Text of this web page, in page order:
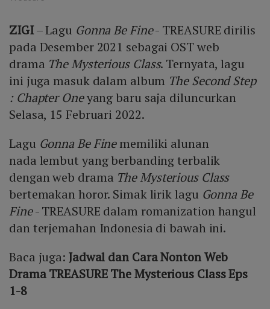
ZIGI– Lagu Gonna Be Fine- TREASURE dirilis
pada Desember 2021 sebagai OST web
drama The Mysterious Class. Ternyata, lagu
ini juga masuk dalam album The Second Step
: Chapter Oneyang baru saja diluncurkan
Selasa, 15 Februari 2022.
Lagu Gonna Be Finememiliki alunan
nada lembut yang berbanding terbalik
dengan web drama The Mysterious Class
bertemakan horor. Simak lirik lagu Gonna Be
Fine- TREASURE dalam romanization hangul
dan terjemahan Indonesia di bawah ini.
Baca juga: Jadwal dan Cara Nonton Web
Drama TREASURE The Mysterious Class Eps
1-8